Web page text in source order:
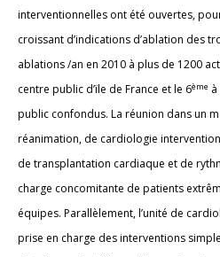
interventionnelles ont été ouvertes,
croissant d’indications d’ablation des
ablations /an en 2010 à plus de 1200
centre public d’ïle de France et le 6ème
public confondus. La réunion dans un
réanimation, de cardiologie
de transplantation cardiaque et de
charge concomitante de patients
équipes. Parallèlement, l’unité de
prise en charge des interventions